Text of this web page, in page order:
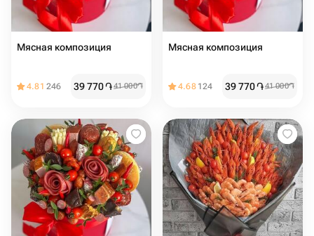
Мясная композиция
4.81 246 39 770֏41 000֏
Мясная композиция
4.68 124 39 770֏41 000֏